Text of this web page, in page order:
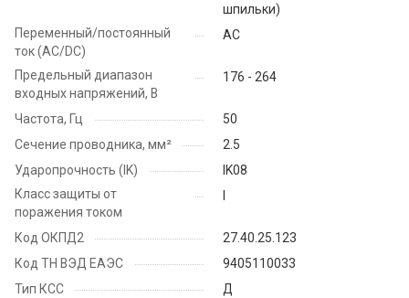
шпильки)
Переменный/постоянный
ток (AC/DC)
AC
Предельный диапазон
входных напряжений, В
176 - 264
Частота, Гц
50
Сечение проводника, мм²
2.5
Ударопрочность (IK)
IK08
Класс защиты от
поражения током
Код ОКПД2
27.40.25.123
Код ТН ВЭД ЕАЭС
9405110033
Тип КСС
Д